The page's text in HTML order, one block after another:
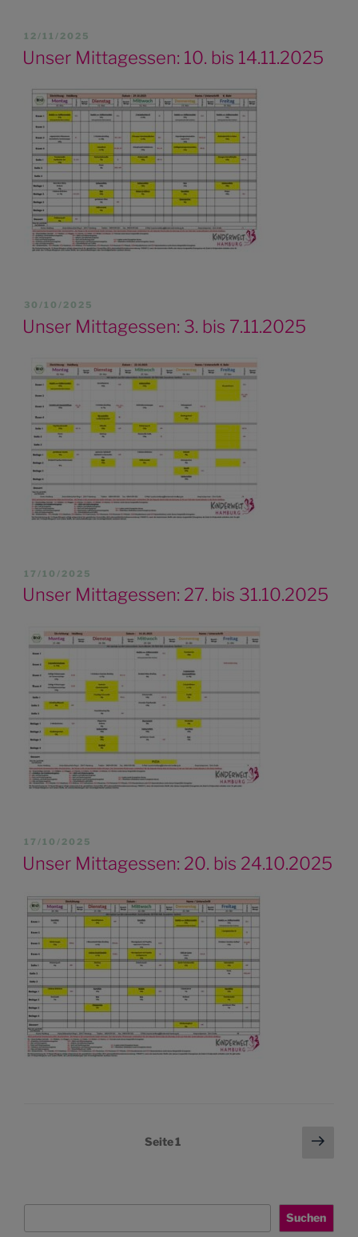
VERÖFFENTLICHT
AM
12/11/2025
Unser Mittagessen: 10. bis 14.11.2025
VERÖFFENTLICHT
AM
30/10/2025
Unser Mittagessen: 3. bis 7.11.2025
VERÖFFENTLICHT
AM
17/10/2025
Unser Mittagessen: 27. bis 31.10.2025
VERÖFFENTLICHT
AM
17/10/2025
Unser Mittagessen: 20. bis 24.10.2025
Seitennummerierung
Seite1
Suchen